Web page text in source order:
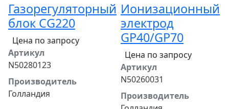
Газорегуляторный
блок CG220
Цена по запросу
Артикул
N50280123
Производитель
Голландия
Ионизационный
электрод
GP40/GP70
Цена по запросу
Артикул
N50260031
Производитель